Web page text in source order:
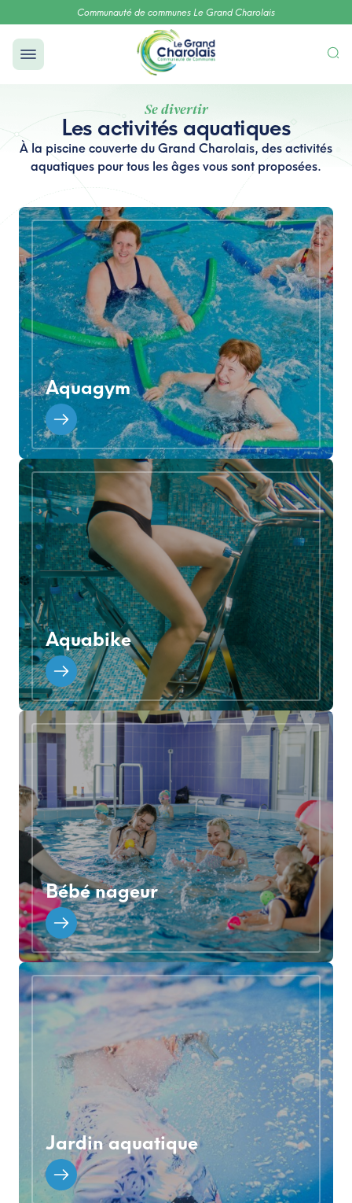
Communauté de communes Le Grand Charolais
Se divertir
Les activités aquatiques
À la piscine couverte du Grand Charolais, des activités
aquatiques pour tous les âges vous sont proposées.
Aquagym
Aquabike
Bébé nageur
Jardin aquatique